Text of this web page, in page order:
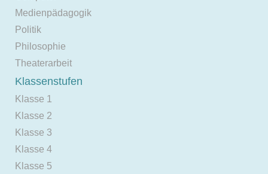
Medienpädagogik
Politik
Philosophie
Theaterarbeit
Klassenstufen
Klasse 1
Klasse 2
Klasse 3
Klasse 4
Klasse 5